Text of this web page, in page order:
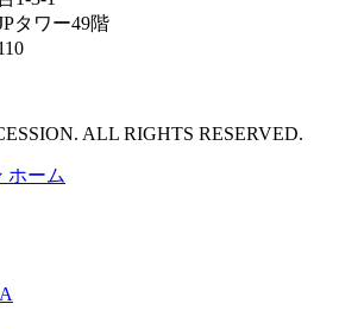
タワー49階
ALL RIGHTS RESERVED.
ホーム